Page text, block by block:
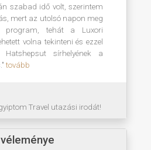
szabad idő volt, szerintem
mert az utolsó napon meg
program, tehát a Luxori
volna tekinteni és ezzel
Hatshepsut sírhelyének a
tovább
Travel utazási irodát!